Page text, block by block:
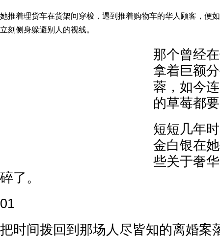
她推着理货车在货架间穿梭，遇到推着购物车的华人顾客，便
立刻侧身躲避别人的视线。
那个曾经
拿着巨额
蓉，如今
的草莓都
短短几年
金白银在
些关于奢
碎了。
01
把时间拨回到那场人尽皆知的离婚案